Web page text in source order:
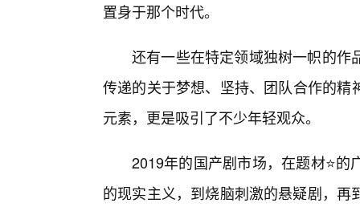
置身于那个时代。
还有一些在特定领域独树一帜的作
传递的关于梦想、坚持、团队合作的
元素，更是吸引了不少年轻观众。
2019年的国产剧市场，在题材⭐
的现实主义，到烧脑刺激的悬疑剧，